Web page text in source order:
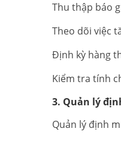
Thu thập báo
Theo dõi việc
Định kỳ hàng
Kiểm tra tính
3. Quản lý
Quản lý định